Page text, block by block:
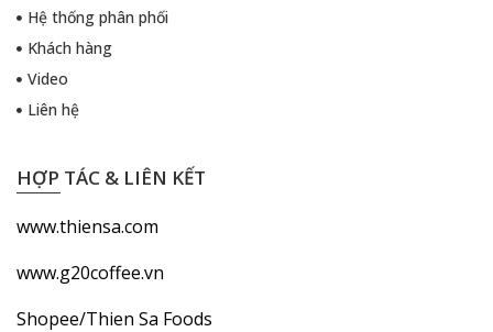
Hệ thống phân phối
Khách hàng
Video
Liên hệ
HỢP TÁC & LIÊN KẾT
www.thiensa.com
www.g20coffee.vn
Shopee/Thien Sa Foods